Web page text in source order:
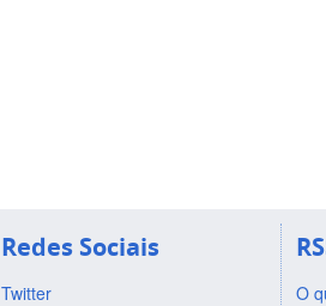
Redes Sociais
Twitter
O